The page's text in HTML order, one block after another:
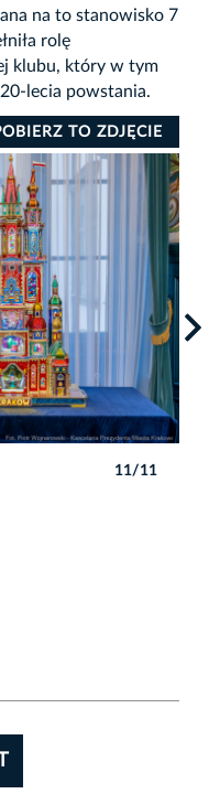
na to stanowisko 7
rolę
klubu, który w tym
lecia powstania.
TO ZDJĘCIE
11/11